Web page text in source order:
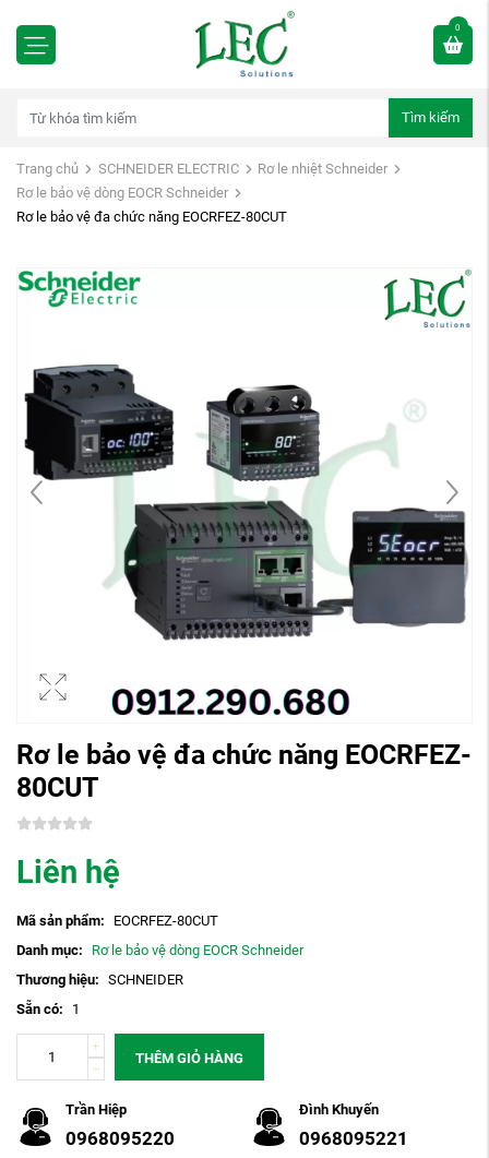
0
Tìm kiếm
Trang chủ SCHNEIDER ELECTRIC
Rơ le nhiệt Schneider
Rơ le bảo vệ dòng EOCR Schneider
Rơ le bảo vệ đa chức năng EOCRFEZ-80CUT
Rơ le bảo vệ đa chức năng EOCRFEZ-
80CUT
Liên hệ
Mã sản phẩm:
EOCRFEZ-80CUT
Danh mục:
Rơ le bảo vệ dòng EOCR Schneider
Thương hiệu: SCHNEIDER
Sẵn có:
1
THÊM GIỎ HÀNG
Trần Hiệp
0968095220
Đình Khuyến
0968095221